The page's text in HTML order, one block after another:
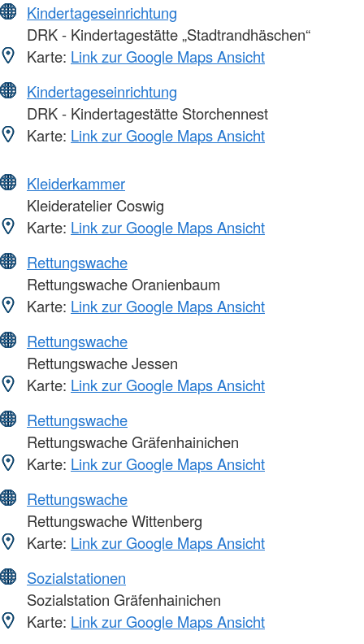
Kindertageseinrichtung
DRK - Kindertagestätte „Stadtrandhäschen“
Karte: Link zur Google Maps Ansicht
Kindertageseinrichtung
DRK - Kindertagestätte Storchennest
Karte: Link zur Google Maps Ansicht
Kleiderkammer
Kleideratelier Coswig
Karte: Link zur Google Maps Ansicht
Rettungswache
Rettungswache Oranienbaum
Karte: Link zur Google Maps Ansicht
Rettungswache
Rettungswache Jessen
Karte: Link zur Google Maps Ansicht
Rettungswache
Rettungswache Gräfenhainichen
Karte: Link zur Google Maps Ansicht
Rettungswache
Rettungswache Wittenberg
Karte: Link zur Google Maps Ansicht
Sozialstationen
Sozialstation Gräfenhainichen
Karte: Link zur Google Maps Ansicht